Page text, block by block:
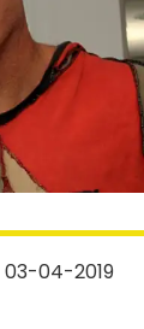
03-04-2019